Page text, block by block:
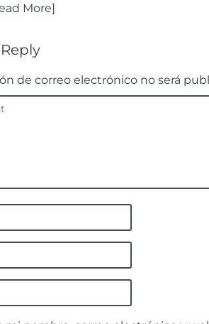
More]
de correo electrónico no será